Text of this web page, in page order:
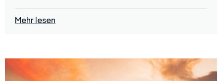
Mehr lesen